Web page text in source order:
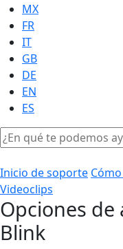
MX
FR
IT
GB
DE
EN
ES
Inicio de soporte
Videoclips
Opciones
Blink